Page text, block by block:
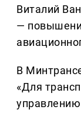
Виталий
—
В
«Для